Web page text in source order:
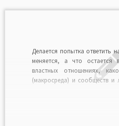
Делается попытка ответить
меняется, а что остается
властных отношениях,
(макросреда) и сообществ и